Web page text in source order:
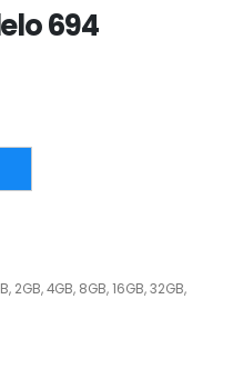
694
2GB, 4GB, 8GB, 16GB, 32GB,